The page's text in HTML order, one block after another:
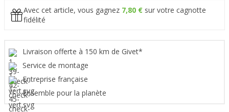
Avec cet article, vous gagnez 7,80 € sur votre cagnotte
fidélité
Livraison offerte à 150 km de Givet*
Service de montage
Entreprise française
Ensemble pour la planète